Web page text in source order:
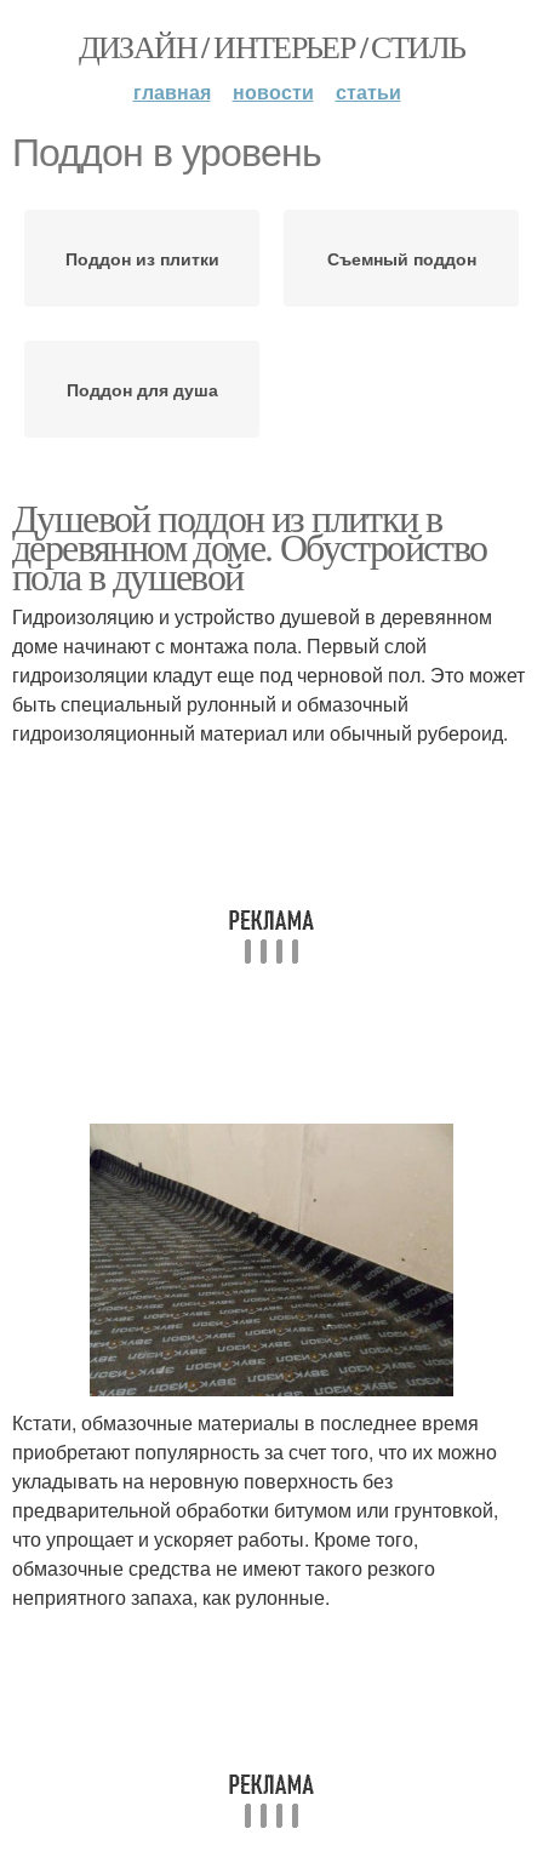
ДИЗАЙН / ИНТЕРЬЕР / СТИЛЬ
главная новости статьи
Поддон в уровень
Поддон из плитки Съемный поддон
Поддон для душа
Душевой поддон из плитки в
деревянном доме. Обустройство
пола в душевой
Гидроизоляцию и устройство душевой в деревянном
доме начинают с монтажа пола. Первый слой
гидроизоляции кладут еще под черновой пол. Это может
быть специальный рулонный и обмазочный
гидроизоляционный материал или обычный рубероид.
Кстати, обмазочные материалы в последнее время
приобретают популярность за счет того, что их можно
укладывать на неровную поверхность без
предварительной обработки битумом или грунтовкой,
что упрощает и ускоряет работы. Кроме того,
обмазочные средства не имеют такого резкого
неприятного запаха, как рулонные.